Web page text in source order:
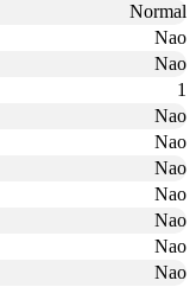
Normal
Nao
Nao
1
Nao
Nao
Nao
Nao
Nao
Nao
Nao